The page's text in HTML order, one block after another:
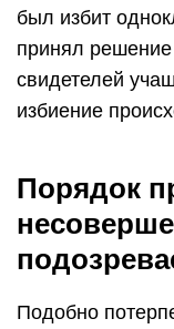
был избит
принял
свидетелей
избиение
Порядок
Подобно